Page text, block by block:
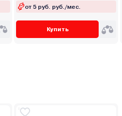
от 5 руб. руб./мес.
Купить